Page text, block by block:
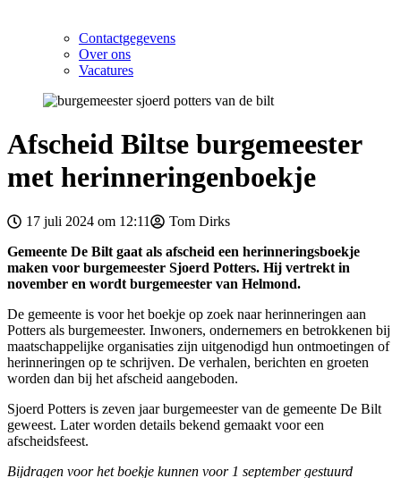
Contactgegevens
Over ons
Vacatures
Afscheid Biltse burgemeester
met herinneringenboekje
17 juli 2024 om 12:11
Tom Dirks
Gemeente De Bilt gaat als afscheid een herinneringsboekje
maken voor burgemeester Sjoerd Potters. Hij vertrekt in
november en wordt burgemeester van Helmond.
De gemeente is voor het boekje op zoek naar herinneringen aan
Potters als burgemeester. Inwoners, ondernemers en betrokkenen bij
maatschappelijke organisaties zijn uitgenodigd hun ontmoetingen of
herinneringen op te schrijven. De verhalen, berichten en groeten
worden dan bij het afscheid aangeboden.
Sjoerd Potters is zeven jaar burgemeester van de gemeente De Bilt
geweest. Later worden details bekend gemaakt voor een
afscheidsfeest.
Bijdragen voor het boekje kunnen voor 1 september gestuurd